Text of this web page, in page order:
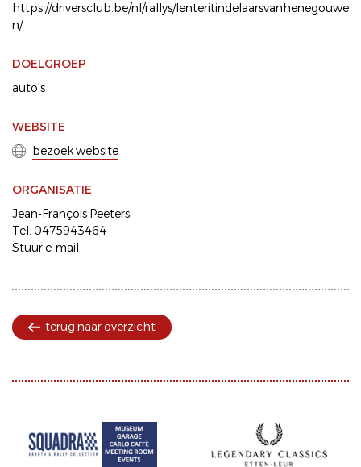
https://driversclub.be/nl/rallys/lenteritindelaarsvanhenegouwe
n/
DOELGROEP
auto's
WEBSITE
bezoek website
ORGANISATIE
Jean-François Peeters
Tel. 0475943464
Stuur e-mail
terug naar overzicht